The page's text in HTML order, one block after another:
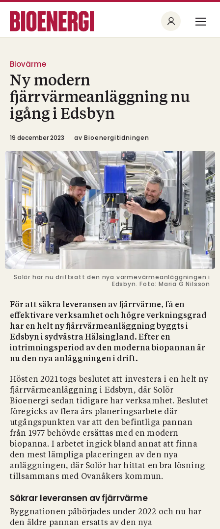
Biovärme
Ny modern
fjärrvärmeanläggning nu
igång i Edsbyn
19 december 2023 av Bioenergitidningen
Solör har nu driftsatt den nya värmevärmeanläggningen i
Edsbyn. Foto: Maria G Nilsson
För att säkra leveransen av fjärrvärme, få en
effektivare verksamhet och högre verkningsgrad
har en helt ny fjärrvärmeanläggning byggts i
Edsbyn i sydvästra Hälsingland. Efter en
intrimningsperiod av den moderna biopannan är
nu den nya anläggningen i drift.
Hösten 2021 togs beslutet att investera i en helt ny
fjärrvärmeanläggning i Edsbyn, där Solör
Bioenergi sedan tidigare har verksamhet. Beslutet
föregicks av flera års planeringsarbete där
utgångspunkten var att den befintliga pannan
från 1977 behövde ersättas med en modern
biopanna. I arbetet ingick bland annat att finna
den mest lämpliga placeringen av den nya
anläggningen, där Solör har hittat en bra lösning
tillsammans med Ovanåkers kommun.
Säkrar leveransen av fjärrvärme
Byggnationen påbörjades under 2022 och nu har
den äldre pannan ersatts av den nya